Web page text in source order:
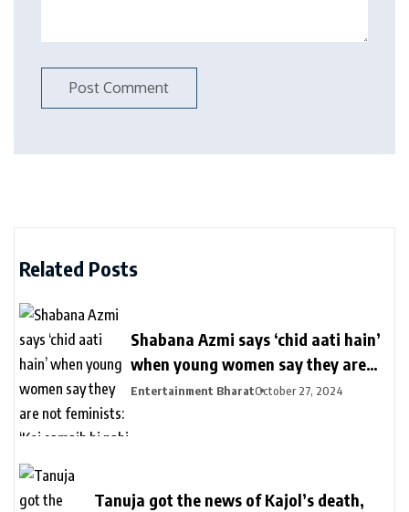
Related Posts
Shabana Azmi says ‘chid aati hain’
when young women say they are
not feminists: ‘Koi samajh hi nahi
Entertainment BharatOctober 27, 2024
Tanuja got the news of Kajol’s death,